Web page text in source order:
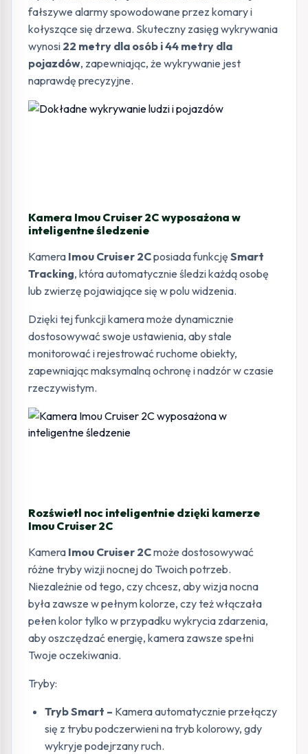
fałszywe alarmy spowodowane przez komary i
kołyszące się drzewa. Skuteczny zasięg wykrywania
wynosi 22 metry dla osób i 44 metry dla
pojazdów, zapewniając, że wykrywanie jest
naprawdę precyzyjne.
Kamera Imou Cruiser 2C wyposażona w
inteligentne śledzenie
Kamera Imou Cruiser 2Cposiada funkcję Smart
Tracking, która automatycznie śledzi każdą osobę
lub zwierzę pojawiające się w polu widzenia.
Dzięki tej funkcji kamera może dynamicznie
dostosowywać swoje ustawienia, aby stale
monitorować i rejestrować ruchome obiekty,
zapewniając maksymalną ochronę i nadzór w czasie
rzeczywistym.
Rozświetl noc inteligentnie dzięki kamerze
Imou Cruiser 2C
Kamera Imou Cruiser 2Cmoże dostosowywać
różne tryby wizji nocnej do Twoich potrzeb.
Niezależnie od tego, czy chcesz, aby wizja nocna
była zawsze w pełnym kolorze, czy też włączała
pełen kolor tylko w przypadku wykrycia zdarzenia,
aby oszczędzać energię, kamera zawsze spełni
Twoje oczekiwania.
Tryby:
Tryb Smart – Kamera automatycznie przełączy
się z trybu podczerwieni na tryb kolorowy, gdy
wykryje podejrzany ruch.